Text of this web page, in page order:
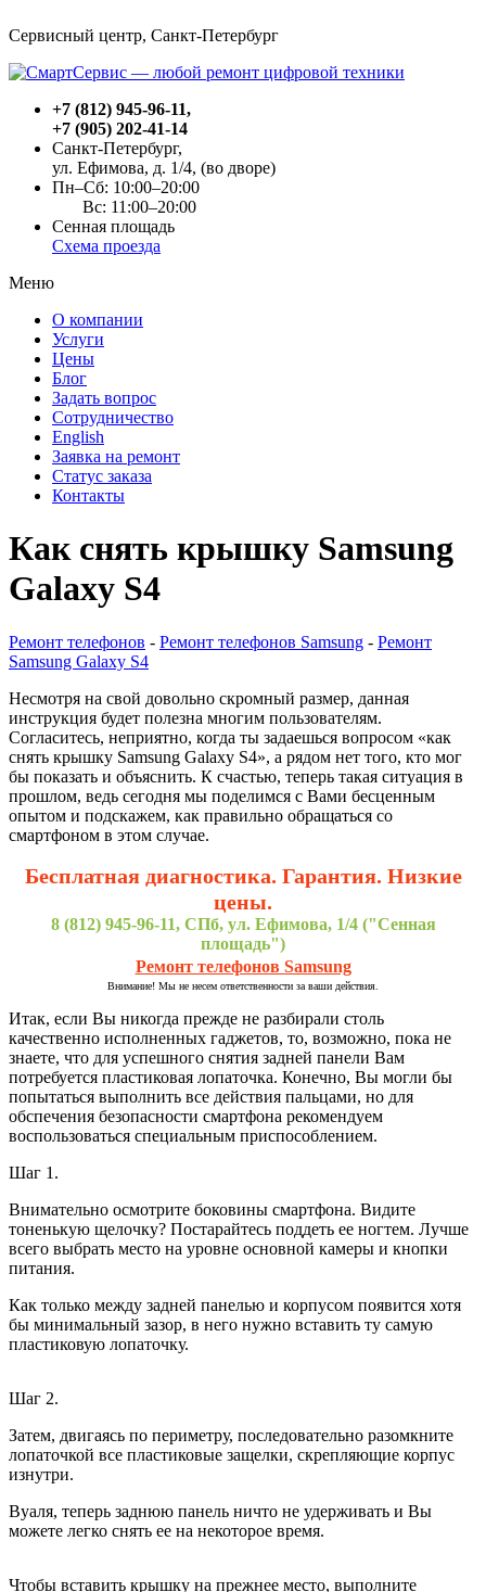
Сервисный центр, Cанкт-Петербург
+7 (812) 945-96-11,
+7 (905) 202-41-14
Санкт-Петербург,
ул. Ефимова, д. 1/4, (во дворе)
Пн–Сб: 10:00–20:00
Вс: 11:00–20:00
Сенная площадь
Схема проезда
Меню
О компании
Услуги
Цены
Блог
Задать вопрос
Сотрудничество
English
Заявка на ремонт
Статус заказа
Контакты
Как снять крышку Samsung
Galaxy S4
Ремонт телефонов - Ремонт телефонов Samsung - Ремонт
Samsung Galaxy S4
Несмотря на свой довольно скромный размер, данная
инструкция будет полезна многим пользователям.
Согласитесь, неприятно, когда ты задаешься вопросом «как
снять крышку Samsung Galaxy S4», а рядом нет того, кто мог
бы показать и объяснить. К счастью, теперь такая ситуация в
прошлом, ведь сегодня мы поделимся с Вами бесценным
опытом и подскажем, как правильно обращаться со
смартфоном в этом случае.
Бесплатная диагностика. Гарантия. Низкие
цены.
8 (812) 945-96-11, СПб, ул. Ефимова, 1/4 ("Сенная
площадь")
Ремонт телефонов Samsung
Внимание! Мы не несем ответственности за ваши действия.
Итак, если Вы никогда прежде не разбирали столь
качественно исполненных гаджетов, то, возможно, пока не
знаете, что для успешного снятия задней панели Вам
потребуется пластиковая лопаточка. Конечно, Вы могли бы
попытаться выполнить все действия пальцами, но для
обспечения безопасности смартфона рекомендуем
воспользоваться специальным приспособлением.
Шаг 1.
Внимательно осмотрите боковины смартфона. Видите
тоненькую щелочку? Постарайтесь поддеть ее ногтем. Лучше
всего выбрать место на уровне основной камеры и кнопки
питания.
Как только между задней панелью и корпусом появится хотя
бы минимальный зазор, в него нужно вставить ту самую
пластиковую лопаточку.
Шаг 2.
Затем, двигаясь по периметру, последовательно разомкните
лопаточкой все пластиковые защелки, скрепляющие корпус
изнутри.
Вуаля, теперь заднюю панель ничто не удерживать и Вы
можете легко снять ее на некоторое время.
Чтобы вставить крышку на прежнее место, выполните